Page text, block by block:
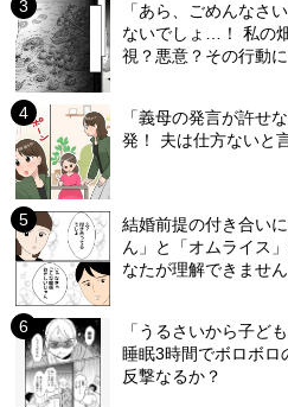
「あら、ごめんなさ
ないでしょ…！ 私の
視？悪意？その行動
「義母の発言が許せ
発！ 夫は仕方ないと
結婚前提の付き合い
ん」と「オムライス
なたが理解できません
「うるさいから子ど
睡眠3時間でボロボ
反撃なるか？